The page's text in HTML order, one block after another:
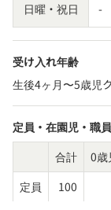
日曜・祝日 -
受け入れ年齢
生後4ヶ月〜5歳児
定員・在園児・職員
合計
0歳
定員
100